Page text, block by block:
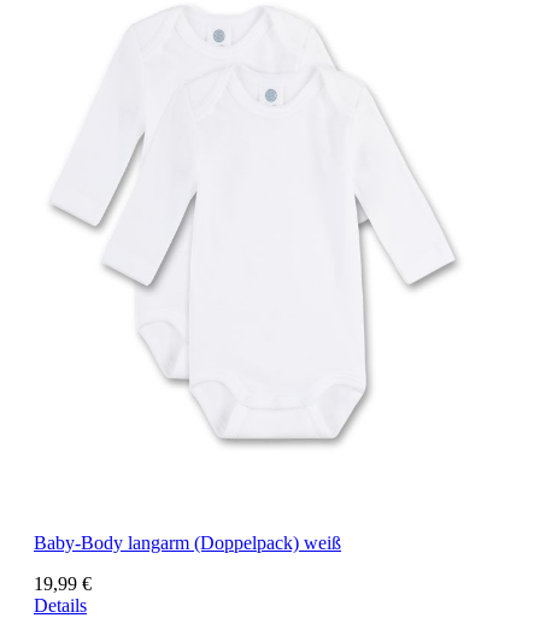
Baby-Body langarm (Doppelpack) weiß
19,99 €
Details